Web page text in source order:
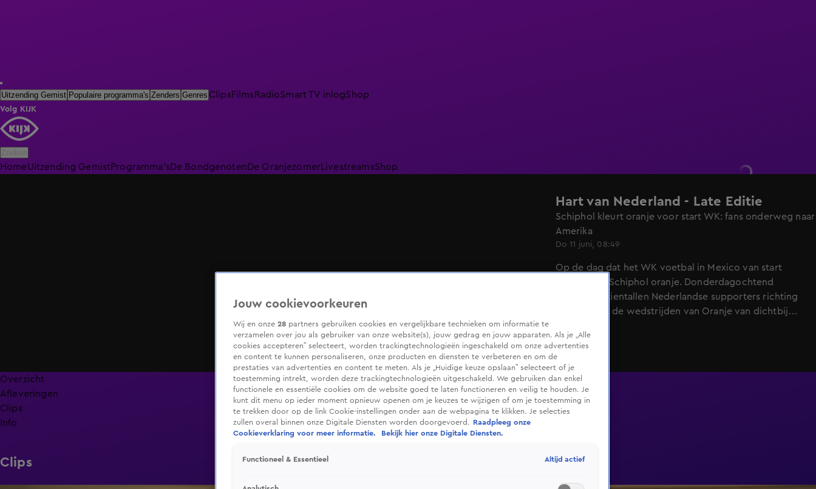
Uitzending Gemist Populaire programma's Zenders Genres ClipsFilmsRadioSmart TV inlogShop
Volg KIJK
HomeUitzending GemistProgramma'sDe BondgenotenDe Oranjezomer LivestreamsShop
Hart van Nederland - Late Editie
Schiphol kleurt oranje voor start WK: fans onderweg naar
Amerika
Do 11 juni, 08:49
Op de dag dat het WK voetbal in Mexico van start
gaat, kleurt Schiphol oranje. Donderdagochtend
vertrekken tientallen Nederlandse supporters richting
Amerika om de wedstrijden van Oranje van dichtbij
Overzicht
Afleveringen
Clips
Info
Clips
Jouw cookievoorkeuren
Wij en onze 28 partners gebruiken cookies en vergelijkbare technieken om informatie te
verzamelen over jou als gebruiker van onze website(s), jouw gedrag en jouw apparaten. Als je „Alle
cookies accepteren” selecteert, worden trackingtechnologieën ingeschakeld om onze advertenties
en content te kunnen personaliseren, onze producten en diensten te verbeteren en om de
prestaties van advertenties en content te meten. Als je „Huidige keuze opslaan” selecteert of je
toestemming intrekt, worden deze trackingtechnologieën uitgeschakeld. We gebruiken dan enkel
functionele en essentiële cookies om de website goed te laten functioneren en veilig te houden. Je
kunt dit menu op ieder moment opnieuw openen om je keuzes te wijzigen of om je toestemming in
te trekken door op de link Cookie-instellingen onder aan de webpagina te klikken. Je selecties
zullen overal binnen onze Digitale Diensten worden doorgevoerd.
Raadpleeg onze
Cookieverklaring voor meer informatie.
Bekijk hier onze Digitale Diensten.
Functioneel & Essentieel Altijd actief